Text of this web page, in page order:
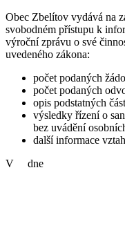
Obec Zbelítov vydává na
svobodném přístupu k
výroční zprávu o své
uvedeného zákona:
počet podaných
počet podaných
opis podstatných
výsledky řízení o
bez uvádění
další informace
V dne